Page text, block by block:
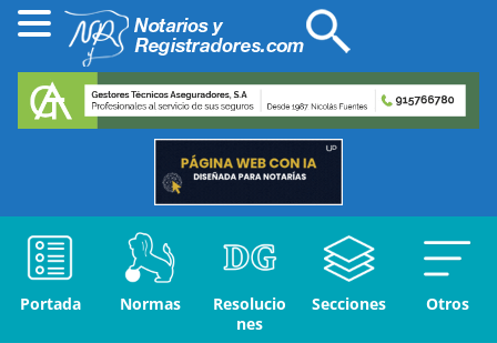
Portada Normas
Resolucio
nes
Secciones Otros